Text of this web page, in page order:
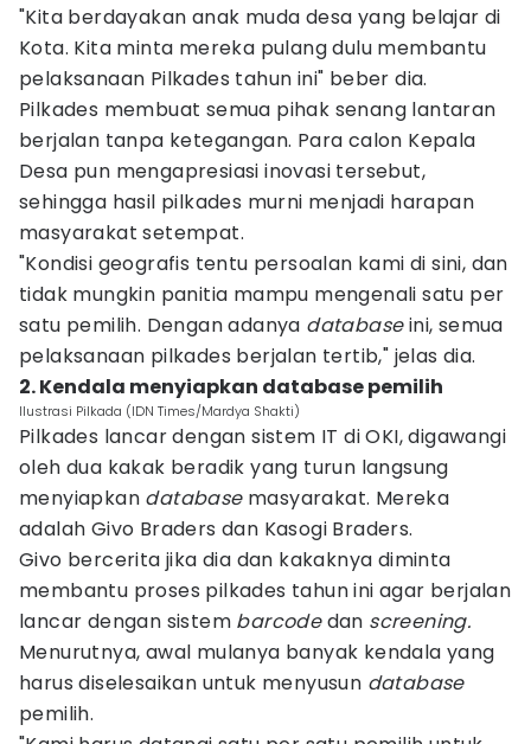
"Kita berdayakan anak muda desa yang belajar di
Kota. Kita minta mereka pulang dulu membantu
pelaksanaan Pilkades tahun ini" beber dia.
Pilkades membuat semua pihak senang lantaran
berjalan tanpa ketegangan. Para calon Kepala
Desa pun mengapresiasi inovasi tersebut,
sehingga hasil pilkades murni menjadi harapan
masyarakat setempat.
"Kondisi geografis tentu persoalan kami di sini, dan
tidak mungkin panitia mampu mengenali satu per
satu pemilih. Dengan adanya databaseini, semua
pelaksanaan pilkades berjalan tertib," jelas dia.
2. Kendala menyiapkan database pemilih
Ilustrasi Pilkada (IDN Times/Mardya Shakti)
Pilkades lancar dengan sistem IT di OKI, digawangi
oleh dua kakak beradik yang turun langsung
menyiapkan database masyarakat. Mereka
adalah Givo Braders dan Kasogi Braders.
Givo bercerita jika dia dan kakaknya diminta
membantu proses pilkades tahun ini agar berjalan
lancar dengan sistem barcodedan screening.
Menurutnya, awal mulanya banyak kendala yang
harus diselesaikan untuk menyusun database
pemilih.